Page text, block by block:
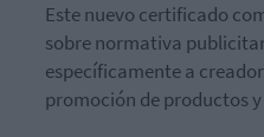
Este nuevo certificado
sobre normativa
específicamente a
promoción de productos